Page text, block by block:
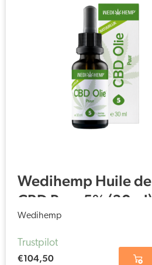
Wedihemp Huile de
CBD Pure 5% (30ml)
Wedihemp
Trustpilot
€104,50